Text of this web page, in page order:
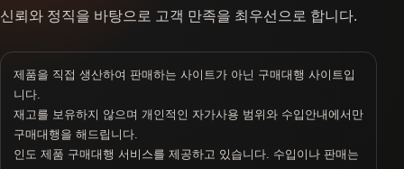
신뢰와 정직을 바탕으로 고객 만족을 최우선으로 합니다.
제품을 직접 생산하여 판매하는 사이트가 아닌 구매대행 사이트입
니다.
재고를 보유하지 않으며 개인적인 자가사용 범위와 수입안내에서만
구매대행을 해드립니다.
인도 제품 구매대행 서비스를 제공하고 있습니다. 수입이나 판매는